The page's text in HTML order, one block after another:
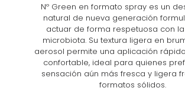
Nº Green en formato spray es un
natural de nueva generación
actuar de forma respetuosa con
microbiota. Su textura ligera en
aerosol permite una aplicación
confortable, ideal para quienes
sensación aún más fresca y ligera
formatos sólidos.